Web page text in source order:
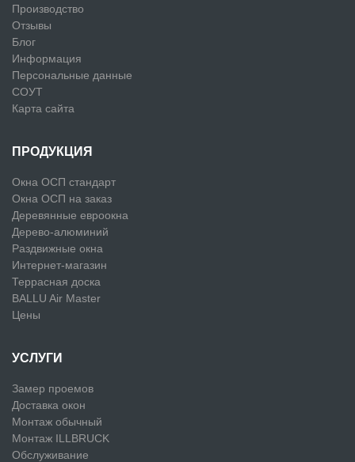
Производство
Отзывы
Блог
Информация
Персональные данные
СОУТ
Карта сайта
ПРОДУКЦИЯ
Окна ОСП стандарт
Окна ОСП на заказ
Деревянные евроокна
Дерево-алюминий
Раздвижные окна
Интернет-магазин
Террасная доска
BALLU Air Master
Цены
УСЛУГИ
Замер проемов
Доставка окон
Монтаж обычный
Монтаж ILLBRUCK
Обслуживание